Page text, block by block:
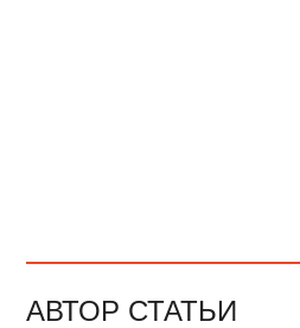
АВТОР СТАТЬИ